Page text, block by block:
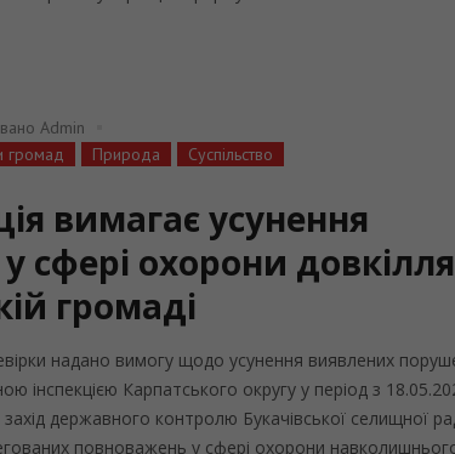
Admin
громад Природа Суспільство
вимагає усунення
сфері охорони
громаді
надано вимогу щодо усунення виявлених
інспекцією Карпатського округу у період з
державного контролю Букачівської селищної
повноважень у сфері охорони